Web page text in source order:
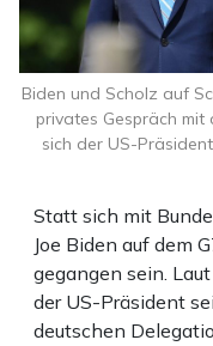
Statt sich mit
Joe Biden auf dem
gegangen sein.
der US-Präsident
deutschen
Biden und Scholz auf
privates Gespräch mit
sich der US-